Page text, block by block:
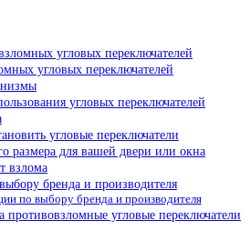
угловых переключателей
угловых переключателей
угловых переключателей
угловые переключатели
размера для вашей двери или окна
взлома
бренда и производителя
по выбору бренда и производителя
угловые переключатели